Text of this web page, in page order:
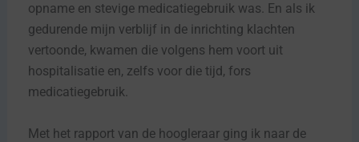
opname en stevige medicatiegebruik was. En als ik
gedurende mijn verblijf in de inrichting klachten
vertoonde, kwamen die volgens hem voort uit
hospitalisatie en, zelfs voor die tijd, fors
medicatiegebruik.
Met het rapport van de hoogleraar ging ik naar de